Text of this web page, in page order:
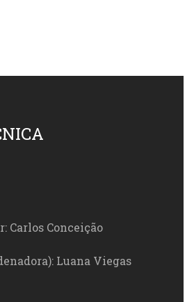
Carlos Conceição
Luana Viegas